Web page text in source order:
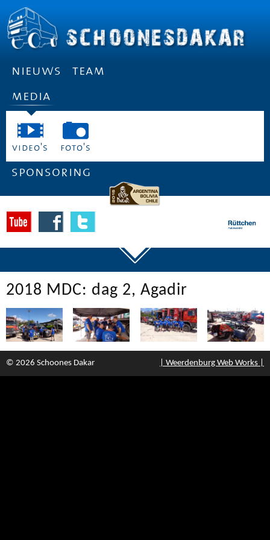
nieuws
team
media
video's foto's
sponsoring
2018 MDC: dag 2, Agadir
© 2026 Schoones Dakar | Weerdenburg Web Works |